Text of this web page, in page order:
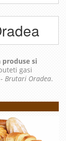
produse si
gasi
Brutari Oradea.